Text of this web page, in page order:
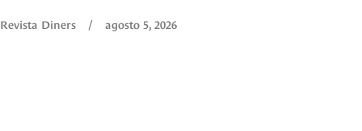
Revista Diners / agosto 5, 2026